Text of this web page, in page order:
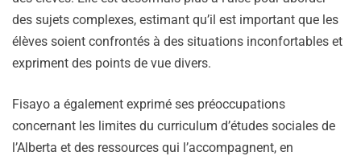
des sujets complexes, estimant qu’il est important que les
élèves soient confrontés à des situations inconfortables et
expriment des points de vue divers.
Fisayo a également exprimé ses préoccupations
concernant les limites du curriculum d’études sociales de
l’Alberta et des ressources qui l’accompagnent, en